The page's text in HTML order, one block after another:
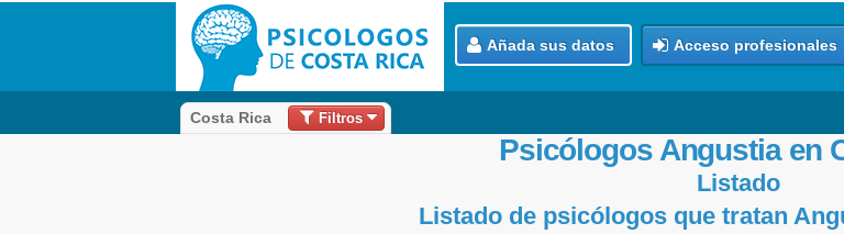
Añada sus datos Acceso profesionales
Costa Rica Filtros
Psicólogos Angustia en
Listado
Listado de psicólogos que tratan